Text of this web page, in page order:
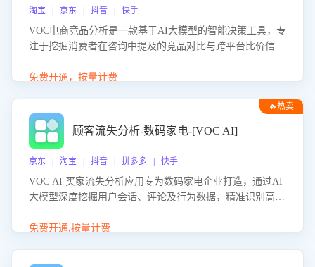
淘宝 | 京东 | 抖音 | 快手
VOC电商竞品分析是一款基于AI大模型的智能决策工具，专
注于挖掘消费者在咨询中提及的竞品对比与跨平台比价信
商品信息，进行多维度交叉对比，并分析消费者的比价行
企业优化营销话术、突出产品与服务优势，有效提升咨询转
化率，避免陷入单纯价格竞争，实现精准扬长避短。
免费开通，按量计费
🔥热卖
顾客流失分析-数码家电-[VOC AI]
京东 | 淘宝 | 抖音 | 拼多多 | 快手
VOC AI 买家流失分析应用专为数码家电企业打造，通过AI
大模型深度挖掘用户会话、评论及行为数据，精准识别高流
应延迟、竞品价格冲击等。系统自动输出可落地的挽回策
免费开通,按量计费